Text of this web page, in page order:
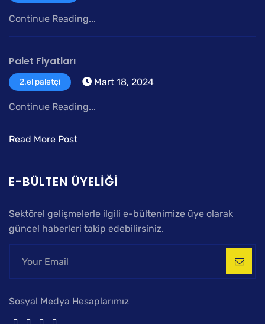
Continue Reading...
Palet Fiyatları
2.el paletçi Mart 18, 2024
Continue Reading...
Read More Post
E-BÜLTEN ÜYELIĞI
Sektörel gelişmelerle ilgili e-bültenimize üye olarak
güncel haberleri takip edebilirsiniz.
Sosyal Medya Hesaplarımız